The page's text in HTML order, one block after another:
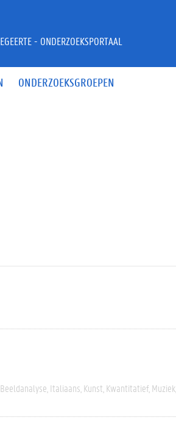
ONDERZOEKSGROEPEN
- ONDERZOEKSPORTAAL
Italiaans Kunst Kwantitatief Muziek